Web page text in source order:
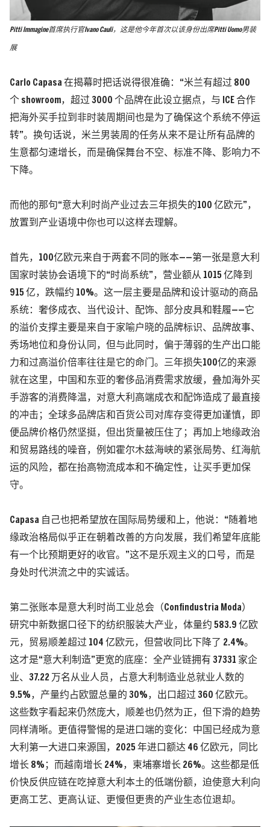
Pitti Immagine首席执行官Ivano Cauli，这是他今年首次以该身份出席Pitti Uomo男装
展
Carlo Capasa 在揭幕时把话说得很准确：“米兰有超过 800
个 showroom，超过 3000 个品牌在此设立据点，与 ICE 合作
把海外买手拉到非时装周期间也是为了确保这个系统不停运
转”。换句话说，米兰男装周的任务从来不是让所有品牌的
生意都匀速增长，而是确保舞台不空、标准不降、影响力不
下降。
而他的那句“意大利时尚产业过去三年损失的100 亿欧元”，
放置到产业语境中你也可以这样去理解。
首先，100亿欧元来自于两套不同的账本——第一张是意大利
国家时装协会语境下的“时尚系统”， 营业额从 1015 亿降到
915 亿，跌幅约 10%。 这一层主要是品牌和设计驱动的商品
系统：奢侈成衣、当代设计、配饰、部分皮具和鞋履——它
的溢价支撑主要是来自于家喻户晓的品牌标识、品牌故事、
秀场地位和身份认同，但与此同时，偏于薄弱的生产出口能
力和过高溢价倍率往往是它的命门。三年损失100亿的来源
就在这里，中国和东亚的奢侈品消费需求放缓，叠加海外买
手游客的消费降温，对意大利高端成衣和配饰造成了最直接
的冲击；全球多品牌店和百货公司对库存变得更加谨慎，即
便品牌价格仍然坚挺，但出货量被压住了；再加上地缘政治
和贸易路线的噪音，例如霍尔木兹海峡的紧张局势、红海航
运的风险，都在抬高物流成本和不确定性，让买手更加保
守。
Capasa 自己也把希望放在国际局势缓和上，他说：“随着地
缘政治格局似乎正在朝着改善的方向发展，我们希望年底能
有一个比预期更好的收官。”这不是乐观主义的口号，而是
身处时代洪流之中的实诚话。
第二张账本是意大利时尚工业总会 （Confindustria Moda）
研究中新数据口径下的纺织服装大产业， 体量约 583.9 亿欧
元，贸易顺差超过 104 亿欧元，但营收同比下降了 2.4%。
这才是“意大利制造”更宽的底座 ：全产业链拥有 37331 家企
业、37.22 万名从业人员，占意大利制造业总就业人数的
9.5%，产量约占欧盟总量的 30%，出口超过 360 亿欧元。
这些数字看起来仍然庞大，顺差也仍然为正，但下滑的趋势
同样清晰。更值得警惕的是进口端的变化： 中国已经成为意
大利第一大进口来源国，2025 年进口额达 46 亿欧元，同比
增长 8%；而越南增长 24%，柬埔寨增长 26%。 这些都是低
价快反供应链在吃掉意大利本土的低端份额，迫使意大利向
更高工艺、更高认证、更慢但更贵的产业生态位退却。